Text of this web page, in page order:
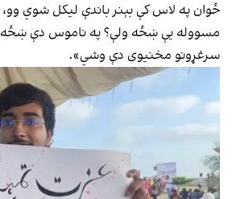
ځوان په لاس کې بېنر باندې ليکل شوي
مسووله یې ښځه ولې؟ په ناموس دې
سرغړونو مخنيوی دې وشي».